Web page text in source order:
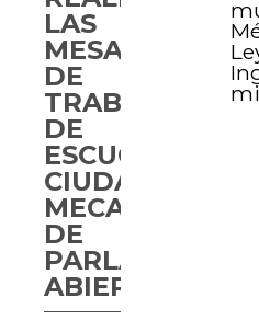
LAS
MESAS
DE
TRABAJO
DE
ESCUCHA
CIUDADANA,
MECANISMO
DE
PARLAMENTO
ABIERTO